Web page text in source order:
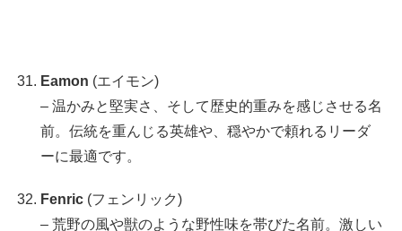
Eamon (エイモン)
– 温かみと堅実さ、そして歴史的重みを感じさせる名
前。伝統を重んじる英雄や、穏やかで頼れるリーダ
ーに最適です。
Fenric (フェンリック)
– 荒野の風や獣のような野性味を帯びた名前。激しい